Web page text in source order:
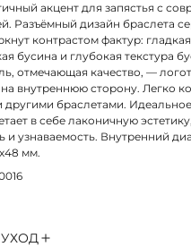
акцент для запястья с
Разъёмный дизайн браслета
контрастом фактур: гладкая
бусина и глубокая текстура
отмечающая качество, —
внутреннюю сторону. Легко
другими браслетами.
в себе лаконичную эстетику,
и узнаваемость. Внутренний
мм.